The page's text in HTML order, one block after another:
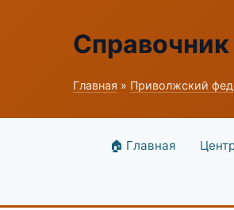
Главная » Приволжский
🏠 Главная